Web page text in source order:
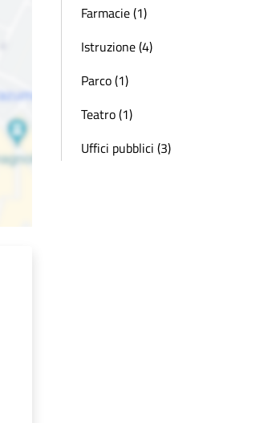
Farmacie (1)
Istruzione (4)
Parco (1)
Teatro (1)
Uffici pubblici (3)